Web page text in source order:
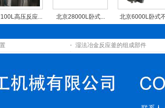
高压反应... 北京28000L卧式... 北京6000L卧式
湿法冶金反应釜的组成部件